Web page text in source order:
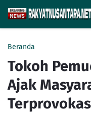
Beranda
Tokoh
Ajak